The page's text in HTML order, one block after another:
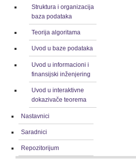
Struktura i organizacija
baza podataka
Teorija algoritama
Uvod u baze podataka
Uvod u informacioni i
finansijski inženjering
Uvod u interaktivne
dokazivače teorema
Nastavnici
Saradnici
Repozitorijum